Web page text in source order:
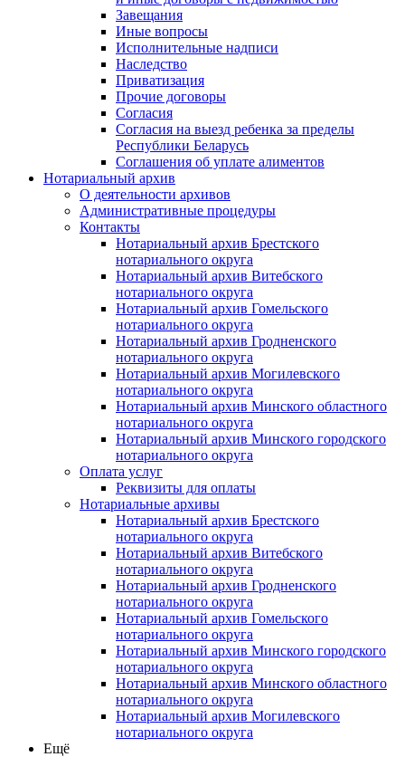
Завещания
Иные вопросы
Исполнительные надписи
Наследство
Приватизация
Прочие договоры
Согласия
Согласия на выезд ребенка за пределы
Республики Беларусь
Соглашения об уплате алиментов
Нотариальный архив
О деятельности архивов
Административные процедуры
Контакты
Нотариальный архив Брестского
нотариального округа
Нотариальный архив Витебского
нотариального округа
Нотариальный архив Гомельского
нотариального округа
Нотариальный архив Гродненского
нотариального округа
Нотариальный архив Могилевского
нотариального округа
Нотариальный архив Минского областного
нотариального округа
Нотариальный архив Минского городского
нотариального округа
Оплата услуг
Реквизиты для оплаты
Нотариальные архивы
Нотариальный архив Брестского
нотариального округа
Нотариальный архив Витебского
нотариального округа
Нотариальный архив Гродненского
нотариального округа
Нотариальный архив Гомельского
нотариального округа
Нотариальный архив Минского городского
нотариального округа
Нотариальный архив Минского областного
нотариального округа
Нотариальный архив Могилевского
нотариального округа
Ещё